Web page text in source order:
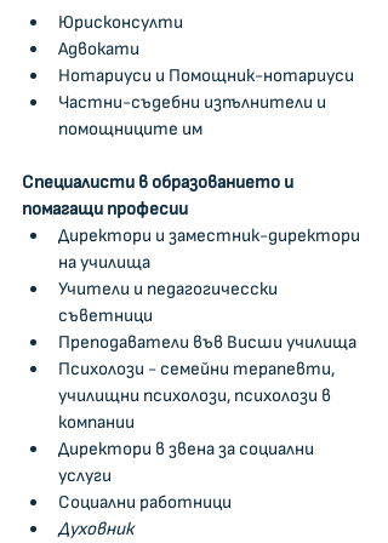
Юрисконсулти
Адвокати
Нотариуси и Помощник-нотариуси
Частни-съдебни изпълнители и
помощниците им
Специалисти в образованието и
помагащи професии
Директори и заместник-директори
на училища
Учители и педагогичесски
съветници
Преподаватели във Висши училища
Психолози - семейни терапевти,
училищни психолози, психолози в
компании
Директори в звена за социални
услуги
Социални работници
Духовник